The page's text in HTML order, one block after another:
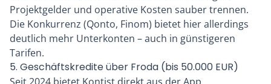
Projektgelder und operative Kosten sauber trennen.
Die Konkurrenz (Qonto, Finom) bietet hier allerdings
deutlich mehr Unterkonten – auch in günstigeren
Tarifen.
5. Geschäftskredite über Froda (bis 50.000 EUR)